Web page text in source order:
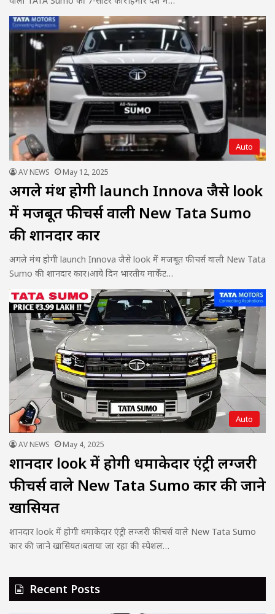
Auto
AV NEWS May 12, 2025
अगले मंथ होगी launch Innova जैसे look
में मजबूत फीचर्स वाली New Tata Sumo
की शानदार कार
अगले मंथ होगी launch Innova जैसे look में मजबूत फीचर्स वाली New Tata
Sumo की शानदार कार।आये दिन भारतीय मार्केट…
Auto
AV NEWS May 4, 2025
शानदार look में होगी धमाकेदार एंट्री लग्जरी
फीचर्स वाले New Tata Sumo कार की जाने
खासियत
शानदार look में होगी धमाकेदार एंट्री लग्जरी फीचर्स वाले New Tata Sumo
कार की जाने खासियत।बताया जा रहा की स्पेशल…
Recent Posts